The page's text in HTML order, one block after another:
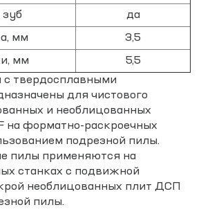
да
мм 3,5
мм
5,5
твердосплавными
для чистового
и необлицованных
на форматно-раскроечных
подрезной пилы.
пилы применяются на
станках с подвижной
необлицованных плит ДСП
пилы.